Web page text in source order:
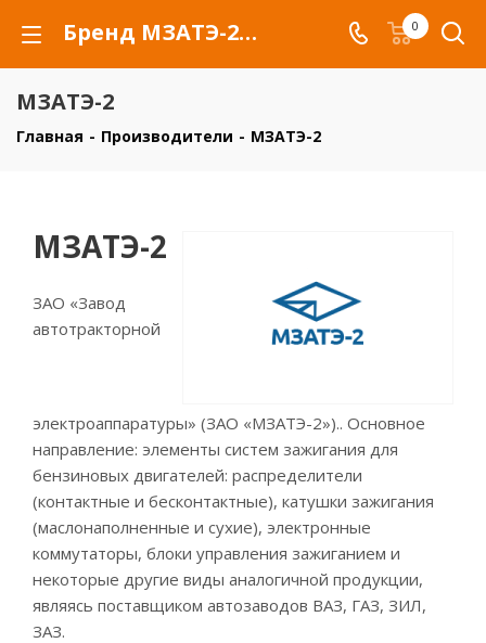
Бренд МЗАТЭ-2 - купить товары бренда МЗАТЭ-2 0
МЗАТЭ-2
Главная - Производители - МЗАТЭ-2
МЗАТЭ-2
ЗАО «Завод
автотракторной
электроаппаратуры» (ЗАО «МЗАТЭ-2»).. Основное
направление: элементы систем зажигания для
бензиновых двигателей: распределители
(контактные и бесконтактные), катушки зажигания
(маслонаполненные и сухие), электронные
коммутаторы, блоки управления зажиганием и
некоторые другие виды аналогичной продукции,
являясь поставщиком автозаводов ВАЗ, ГАЗ, ЗИЛ,
ЗАЗ.